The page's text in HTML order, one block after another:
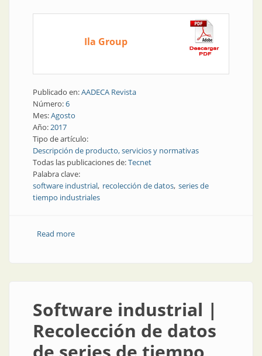
Ila Group
Publicado en:AADECA Revista
Número:6
Mes:Agosto
Año:2017
Tipo de artículo:
Descripción de producto, servicios y normativas
Todas las publicaciones de:Tecnet
Palabra clave:
software industrial recolección de datos series de
tiempo industriales
Read moreabout Software industrial | Recolección de datos de
Software industrial |
Recolección de datos